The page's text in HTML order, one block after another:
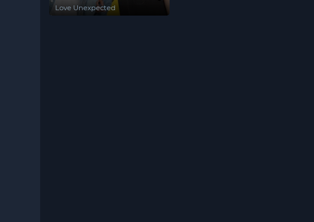
Love Unexpected